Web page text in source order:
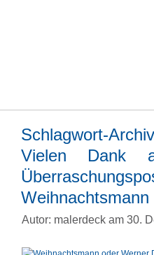
Schlagwort-
Vielen Dank
Weihnachtsmann
Autor: malerdeck am 30.